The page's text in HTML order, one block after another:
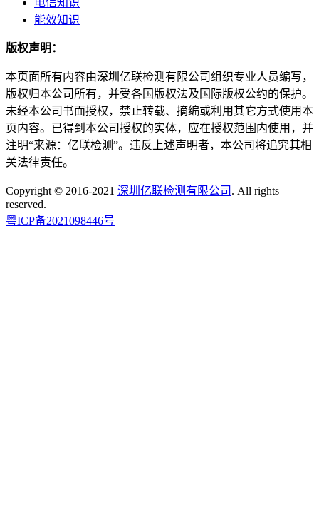
电信知识
能效知识
版权声明：
本页面所有内容由深圳亿联检测有限公司组织专业人员编写，
版权归本公司所有，并受各国版权法及国际版权公约的保护。
未经本公司书面授权，禁止转载、摘编或利用其它方式使用本
页内容。已得到本公司授权的实体，应在授权范围内使用，并
注明“来源：亿联检测”。违反上述声明者，本公司将追究其相
关法律责任。
Copyright © 2016-2021 深圳亿联检测有限公司 . All rights
reserved.
粤ICP备2021098446号